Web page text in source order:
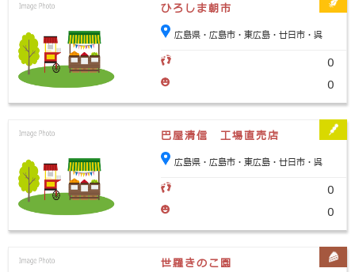
ひろしま朝市
広島県・広島市・東広島・廿日市・呉
0
0
巴屋清信 工場直売店
広島県・広島市・東広島・廿日市・呉
0
0
世羅きのこ園